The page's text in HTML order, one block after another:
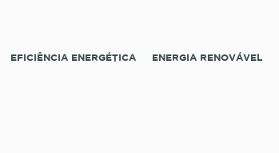
EFICIÊNCIA ENERGÉTICA ENERGIA RENOVÁVEL